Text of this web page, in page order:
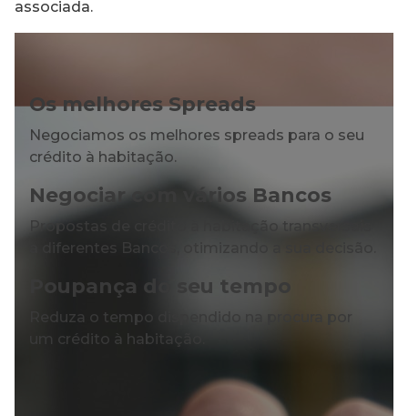
associada.
Os melhores Spreads
Negociamos os melhores spreads para o seu
crédito à habitação.
Negociar com vários Bancos
Propostas de crédito à habitação transversais
a diferentes Bancos, otimizando a sua decisão.
Poupança do seu tempo
Reduza o tempo dispendido na procura por
um crédito à habitação.